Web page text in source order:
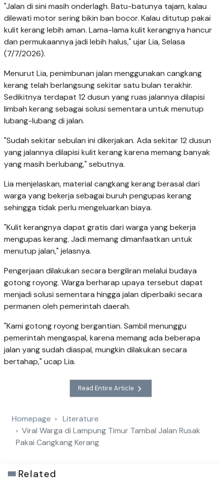
"Jalan di sini masih onderlagh. Batu-batunya tajam, kalau
dilewati motor sering bikin ban bocor. Kalau ditutup pakai
kulit kerang lebih aman. Lama-lama kulit kerangnya hancur
dan permukaannya jadi lebih halus," ujar Lia, Selasa
(7/7/2026).
Menurut Lia, penimbunan jalan menggunakan cangkang
kerang telah berlangsung sekitar satu bulan terakhir.
Sedikitnya terdapat 12 dusun yang ruas jalannya dilapisi
limbah kerang sebagai solusi sementara untuk menutup
lubang-lubang di jalan.
"Sudah sekitar sebulan ini dikerjakan. Ada sekitar 12 dusun
yang jalannya dilapisi kulit kerang karena memang banyak
yang masih berlubang," sebutnya.
Lia menjelaskan, material cangkang kerang berasal dari
warga yang bekerja sebagai buruh pengupas kerang
sehingga tidak perlu mengeluarkan biaya.
"Kulit kerangnya dapat gratis dari warga yang bekerja
mengupas kerang. Jadi memang dimanfaatkan untuk
menutup jalan," jelasnya.
Pengerjaan dilakukan secara bergiliran melalui budaya
gotong royong. Warga berharap upaya tersebut dapat
menjadi solusi sementara hingga jalan diperbaiki secara
permanen oleh pemerintah daerah.
"Kami gotong royong bergantian. Sambil menunggu
pemerintah mengaspal, karena memang ada beberapa
jalan yang sudah diaspal, mungkin dilakukan secara
bertahap," ucap Lia.
Read Entire Article
Homepage
Literature
Viral Warga di Lampung Timur Tambal Jalan Rusak
Pakai Cangkang Kerang
Related